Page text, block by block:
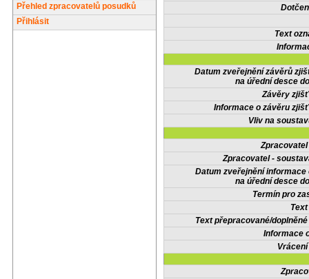
Přehled zpracovatelů posudků
Přihlásit
Text
Datum zveřejnění závěrů
na úřední desce
Závěry
Informace o závěru
Vliv na
Zpracovatel -
Datum zveřejnění informace
na úřední desce
Termín pro
Text přepracované/
Informace